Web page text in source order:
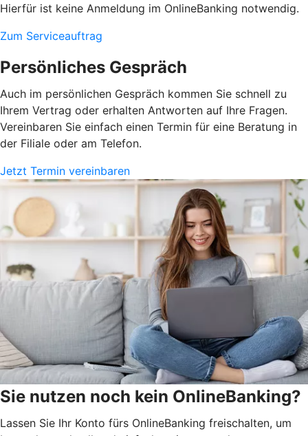
Hierfür ist keine Anmeldung im OnlineBanking notwendig.
Zum Serviceauftrag
Persönliches Gespräch
Auch im persönlichen Gespräch kommen Sie schnell zu
Ihrem Vertrag oder erhalten Antworten auf Ihre Fragen.
Vereinbaren Sie einfach einen Termin für eine Beratung in
der Filiale oder am Telefon.
Jetzt Termin vereinbaren
Sie nutzen noch kein OnlineBanking?
Lassen Sie Ihr Konto fürs OnlineBanking freischalten, um